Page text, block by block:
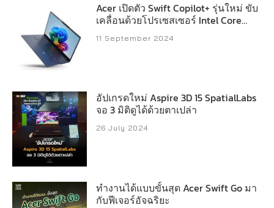
Acer เปิดตัว Swift Copilot+ รุ่นใหม่ ขับ
เคลื่อนด้วยโปรเซสเซอร์ Intel Core
Ultra (ซีรีส์ 2)
11 September 2024
อัปเกรดใหม่ Aspire 3D 15 SpatialLabs
จอ 3 มิติดูได้ด้วยตาเปล่า
26 July 2024
ทำงานได้แบบขั้นสุด Acer Swift Go มา
กับฟีเจอร์อัจฉริยะ